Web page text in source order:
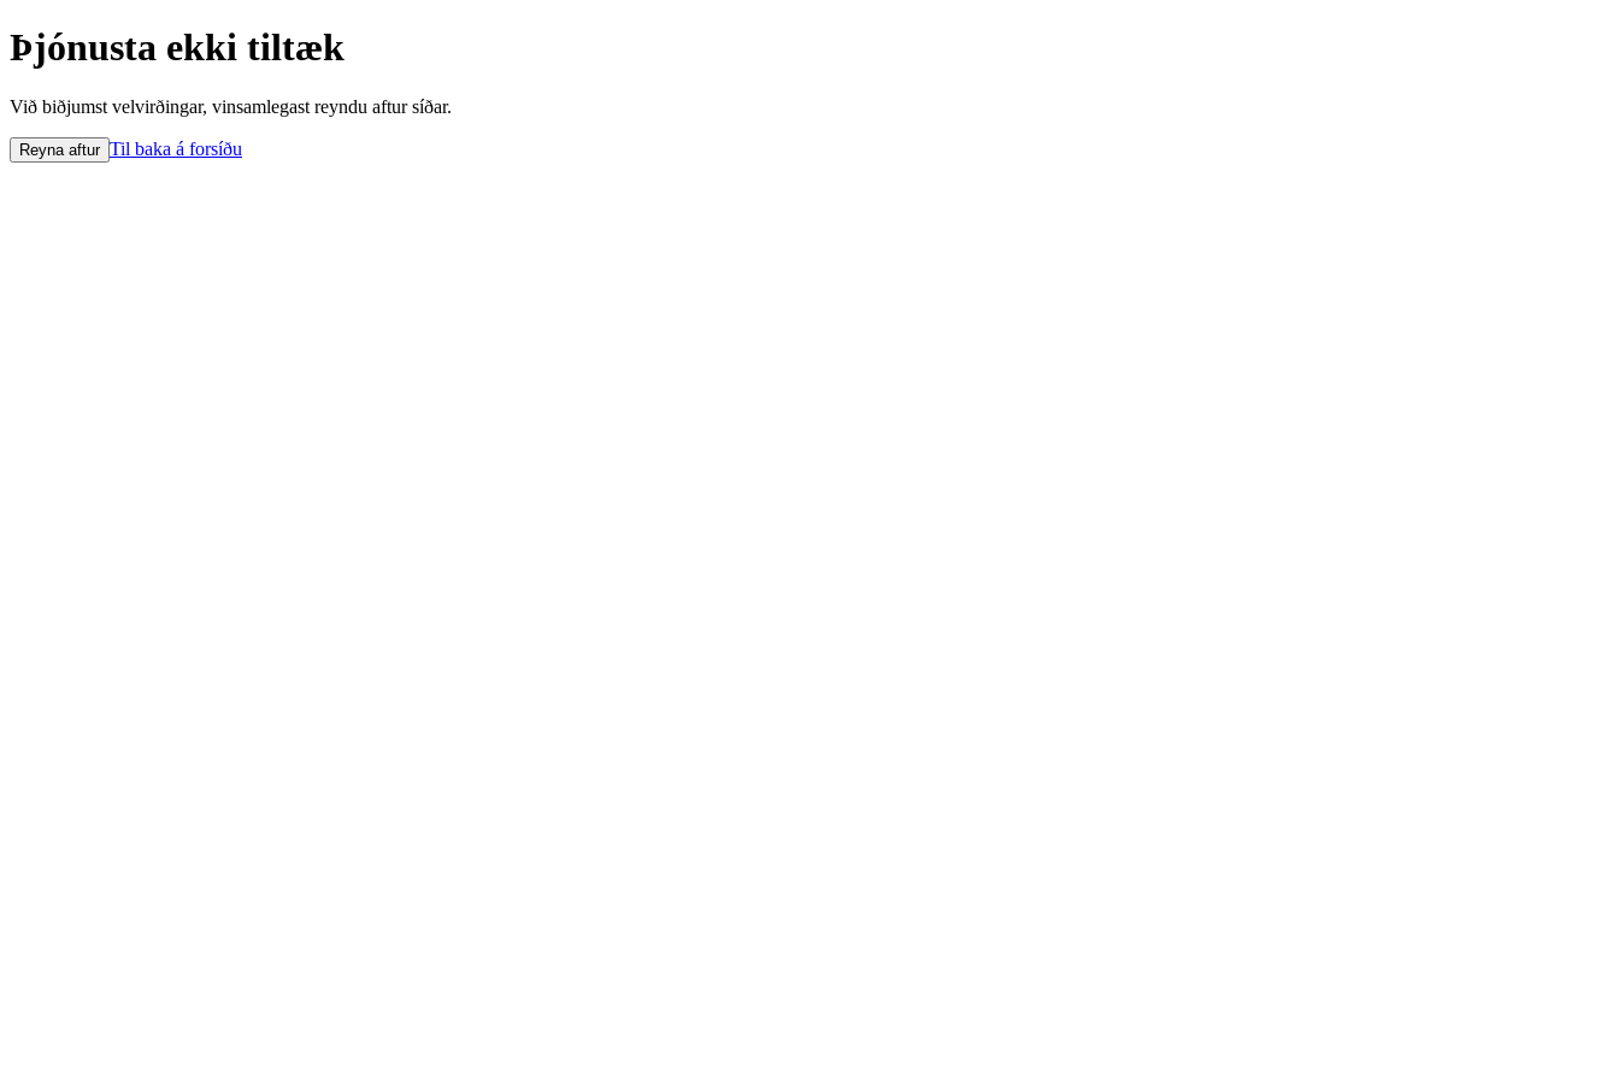
Þjónusta ekki tiltæk
Við biðjumst velvirðingar, vinsamlegast reyndu aftur síðar.
Reyna aftur Til baka á forsíðu